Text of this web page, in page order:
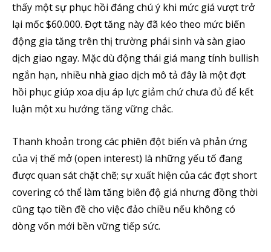
thấy một sự phục hồi đáng chú ý khi mức giá vượt trở
lại mốc $60.000. Đợt tăng này đã kéo theo mức biến
động gia tăng trên thị trường phái sinh và sàn giao
dịch giao ngay. Mặc dù động thái giá mang tính bullish
ngắn hạn, nhiều nhà giao dịch mô tả đây là một đợt
hồi phục giúp xoa dịu áp lực giảm chứ chưa đủ để kết
luận một xu hướng tăng vững chắc.
Thanh khoản trong các phiên đột biến và phản ứng
của vị thế mở (open interest) là những yếu tố đang
được quan sát chặt chẽ; sự xuất hiện của các đợt short
covering có thể làm tăng biên độ giá nhưng đồng thời
cũng tạo tiền đề cho việc đảo chiều nếu không có
dòng vốn mới bền vững tiếp sức.